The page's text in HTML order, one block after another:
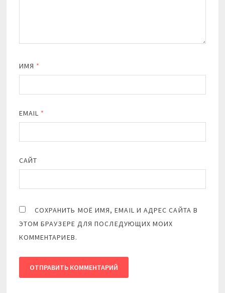
ИМЯ *
EMAIL *
САЙТ
СОХРАНИТЬ МОЁ ИМЯ, EMAIL И АДРЕС САЙТА В
ЭТОМ БРАУЗЕРЕ ДЛЯ ПОСЛЕДУЮЩИХ МОИХ
КОММЕНТАРИЕВ.